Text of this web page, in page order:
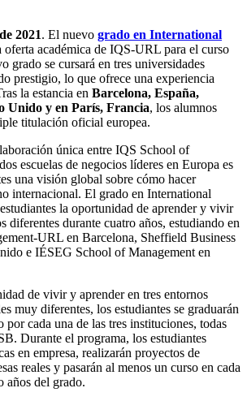
2021. El nuevo grado en International
oferta académica de IQS-URL para el curso
grado se cursará en tres universidades
prestigio, lo que ofrece una experiencia
la estancia en Barcelona, España,
Unido y en París, Francia, los alumnos
titulación oficial europea.
única entre IQS School of
escuelas de negocios líderes en Europa es
una visión global sobre cómo hacer
internacional. El grado en International
la oportunidad de aprender y vivir
diferentes durante cuatro años, estudiando en
URL en Barcelona, Sheffield Business
e IÉSEG School of Management en
de vivir y aprender en tres entornos
muy diferentes, los estudiantes se graduarán
cada una de las tres instituciones, todas
Durante el programa, los estudiantes
en empresa, realizarán proyectos de
reales y pasarán al menos un curso en cada
años del grado.